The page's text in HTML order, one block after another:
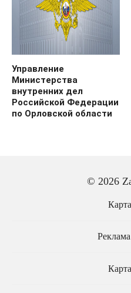
Управление
Министерства
внутренних дел
Российской Федерации
по Орловской области
© 2026